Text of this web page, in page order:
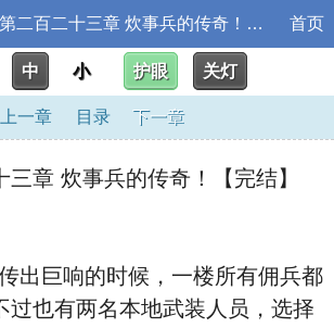
传奇炊事兵_第二百二十三章 炊事兵的传奇！【完结】 首页
中 小 护眼 关灯
上一章 目录 下一章
章 炊事兵的传奇！【完结】
巨响的时候，一楼所有佣兵都
过也有两名本地武装人员，选择